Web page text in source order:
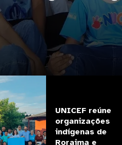
UNICEF reúne
organizações
indígenas de
Roraima e